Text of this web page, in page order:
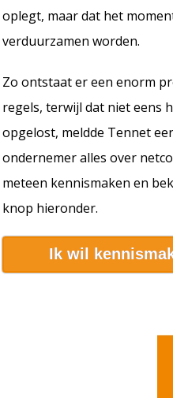
oplegt, maar dat het
verduurzamen worden.
Zo ontstaat er een enorm
regels, terwijl dat niet eens
opgelost, meldde Tennet
ondernemer alles over
meteen kennismaken en
knop hieronder.
Ik wil